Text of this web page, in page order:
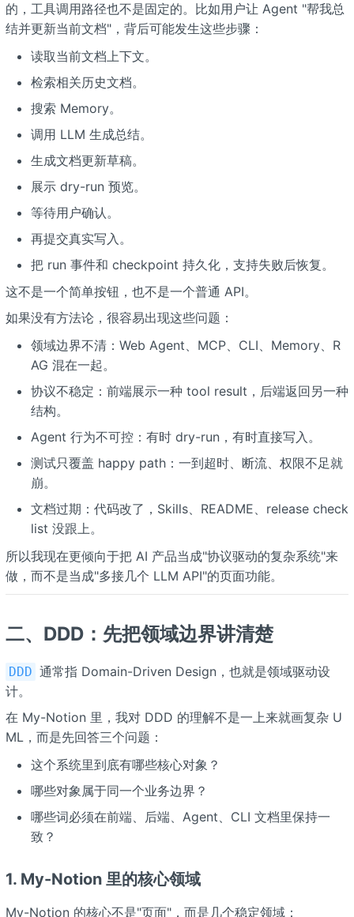
的，工具调用路径也不是固定的。比如用户让 Agent "帮我总
结并更新当前文档"，背后可能发生这些步骤：
读取当前文档上下文。
检索相关历史文档。
搜索 Memory。
调用 LLM 生成总结。
生成文档更新草稿。
展示 dry-run 预览。
等待用户确认。
再提交真实写入。
把 run 事件和 checkpoint 持久化，支持失败后恢复。
这不是一个简单按钮，也不是一个普通 API。
如果没有方法论，很容易出现这些问题：
领域边界不清：Web Agent、MCP、CLI、Memory、R
AG 混在一起。
协议不稳定：前端展示一种 tool result，后端返回另一种
结构。
Agent 行为不可控：有时 dry-run，有时直接写入。
测试只覆盖 happy path：一到超时、断流、权限不足就
崩。
文档过期：代码改了，Skills、README、release check
list 没跟上。
所以我现在更倾向于把 AI 产品当成"协议驱动的复杂系统"来
做，而不是当成"多接几个 LLM API"的页面功能。
二、DDD：先把领域边界讲清楚
DDD 通常指 Domain-Driven Design，也就是领域驱动设
计。
在 My-Notion 里，我对 DDD 的理解不是一上来就画复杂 U
ML，而是先回答三个问题：
这个系统里到底有哪些核心对象？
哪些对象属于同一个业务边界？
哪些词必须在前端、后端、Agent、CLI 文档里保持一
致？
1. My-Notion 里的核心领域
My-Notion 的核心不是"页面"，而是几个稳定领域：